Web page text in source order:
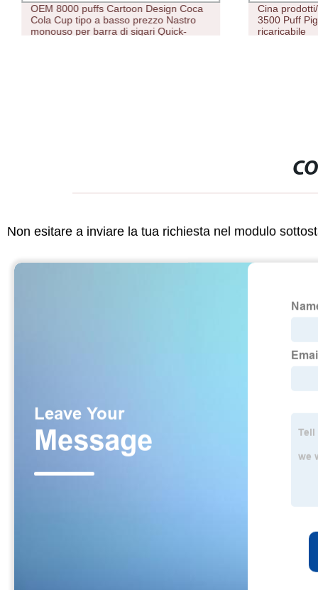
OEM 8000 puffs Cartoon Design Coca
Cola Cup tipo a basso prezzo Nastro
monouso per barra di sigari Quick-
Cina
3500 Puff
ricaricabile
Non esitare a inviare la tua richiesta nel modulo